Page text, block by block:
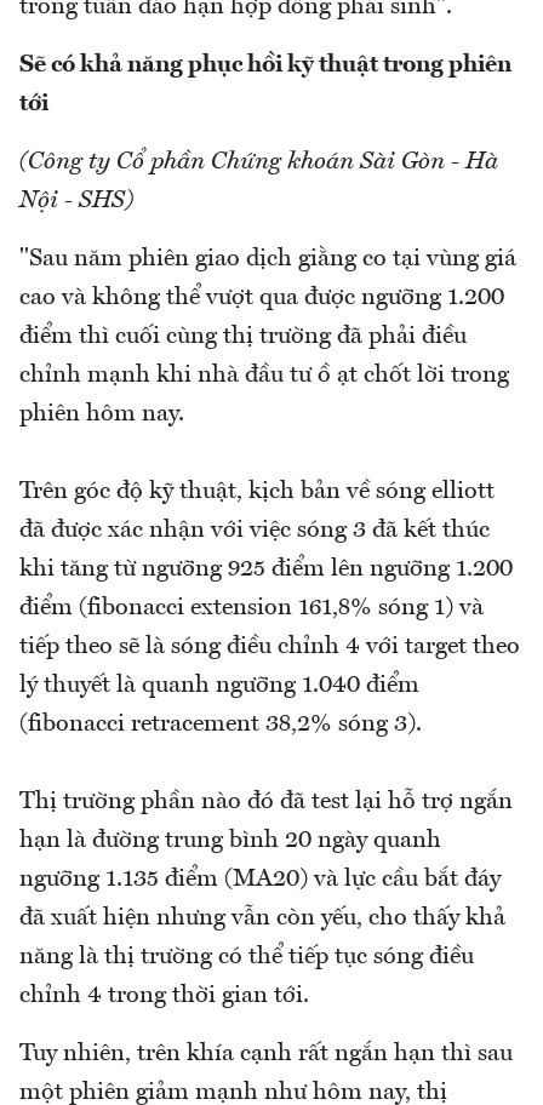
trong tuần đáo hạn hợp đồng phái sinh".
Sẽ có khả năng phục hồi kỹ thuật trong phiên
tới
(Công ty Cổ phần Chứng khoán Sài Gòn - Hà
Nội - SHS)
"Sau năm phiên giao dịch giằng co tại vùng giá
cao và không thể vượt qua được ngưỡng 1.200
điểm thì cuối cùng thị trường đã phải điều
chỉnh mạnh khi nhà đầu tư ồ ạt chốt lời trong
phiên hôm nay.
Trên góc độ kỹ thuật, kịch bản về sóng elliott
đã được xác nhận với việc sóng 3 đã kết thúc
khi tăng từ ngưỡng 925 điểm lên ngưỡng 1.200
điểm (fibonacci extension 161,8% sóng 1) và
tiếp theo sẽ là sóng điều chỉnh 4 với target theo
lý thuyết là quanh ngưỡng 1.040 điểm
(fibonacci retracement 38,2% sóng 3).
Thị trường phần nào đó đã test lại hỗ trợ ngắn
hạn là đường trung bình 20 ngày quanh
ngưỡng 1.135 điểm (MA20) và lực cầu bắt đáy
đã xuất hiện nhưng vẫn còn yếu, cho thấy khả
năng là thị trường có thể tiếp tục sóng điều
chỉnh 4 trong thời gian tới.
Tuy nhiên, trên khía cạnh rất ngắn hạn thì sau
một phiên giảm mạnh như hôm nay, thị